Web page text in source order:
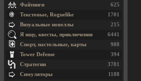
625
Файтинги
1701
Текстовые, Roguelike
215
Визуальные новеллы
6441
Я ищу, квесты, приключения
988
Спорт, настольные, карты
394
Tower Defense
3781
Стратегии
1188
Симуляторы